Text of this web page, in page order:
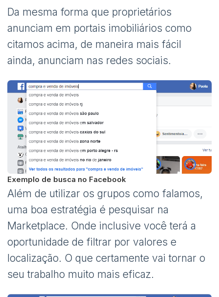
Da mesma forma que proprietários
anunciam em portais imobiliários como
citamos acima, de maneira mais fácil
ainda, anunciam nas redes sociais.
Exemplo de busca no Facebook
Além de utilizar os grupos como falamos,
uma boa estratégia é pesquisar na
Marketplace. Onde inclusive você terá a
oportunidade de filtrar por valores e
localização. O que certamente vai tornar o
seu trabalho muito mais eficaz.